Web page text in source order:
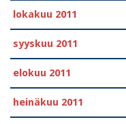
lokakuu 2011
syyskuu 2011
elokuu 2011
heinäkuu 2011